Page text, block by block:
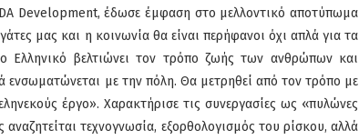
Development, έδωσε έμφαση στο μελλοντικό αποτύπωμα
μας και η κοινωνία θα είναι περήφανοι όχι απλά για τα
Ελληνικό βελτιώνει τον τρόπο ζωής των ανθρώπων και
ενσωματώνεται με την πόλη. Θα μετρηθεί από τον τρόπο με
έργο». Χαρακτήρισε τις συνεργασίες ως «πυλώνες
τεχνογνωσία, εξορθολογισμός του ρίσκου, αλλά